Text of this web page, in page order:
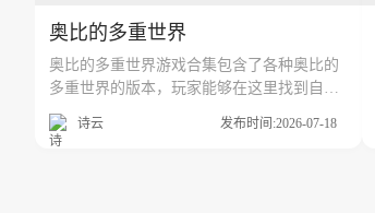
奥比的多重世界
奥比的多重世界游戏合集包含了各种奥比的
多重世界的版本，玩家能够在这里找到自己
想要的奥比的多重世界版本，闪玩游戏盒子
为了让玩家能够有更好的游戏体验，这里收
诗云 发布时间:2026-07-18